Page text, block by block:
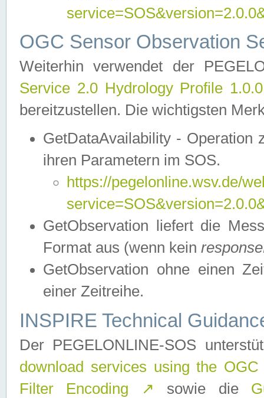
OGC Sensor Observation
Weiterhin verwendet der
Service 2.0 Hydrology Profile
bereitzustellen. Die wichtigsten
GetDataAvailability - Operation
ihren Parametern im SOS.
https://pegelonline.wsv.de/
GetObservation liefert die
Format aus (wenn kein
GetObservation ohne einen
einer Zeitreihe.
INSPIRE Technical
Der PEGELONLINE-SOS
download services using the
Filter Encoding
↗ sowie die